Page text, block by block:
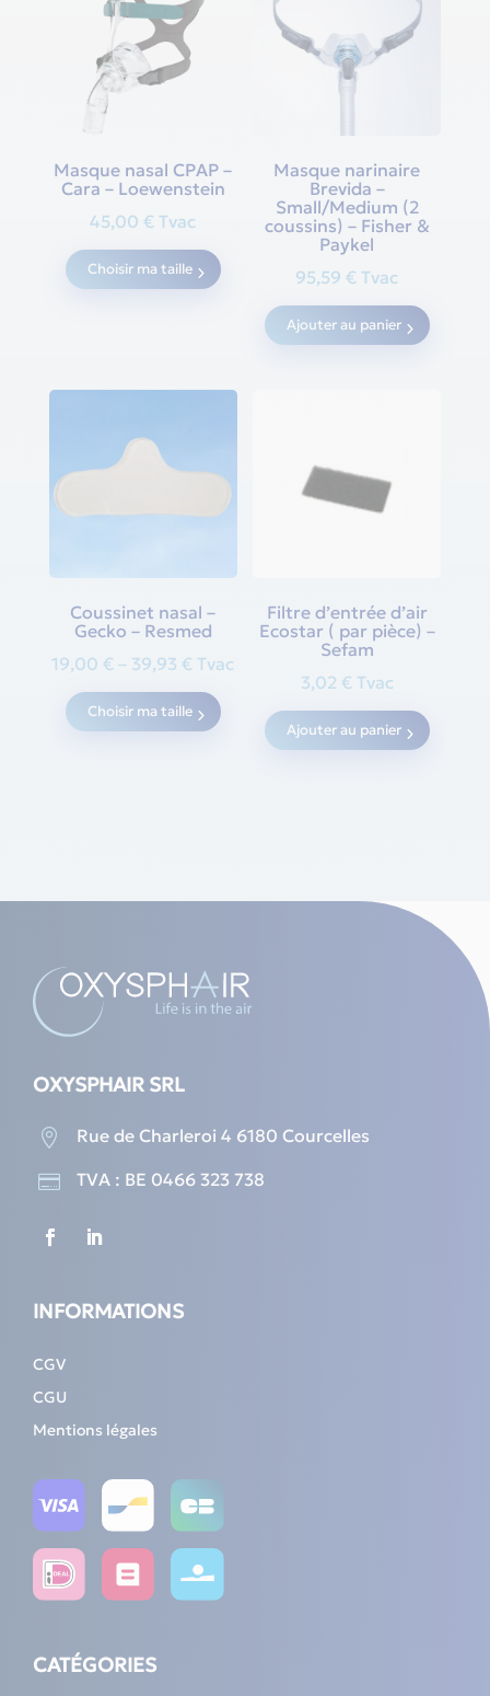
Masque nasal CPAP –
Cara – Loewenstein
45,00€ Tvac
Choisir ma taille
product
multiple
The
be
chosen
Masque narinaire
Brevida –
Small/Medium (2
coussins) – Fisher &
Paykel
95,59€ Tvac
Ajouter au panier
Coussinet nasal –
Gecko – Resmed
19,00€ – 39,93€Price
range:
19,00 €
Tvac
Choisir ma taille
product
on
the
Filtre d’entrée d’air
Ecostar ( par pièce) –
Sefam
3,02 € Tvac
Ajouter au panier
OXYSPHAIR SRL
 Rue de Charleroi 4 6180 Courcelles
 TVA : BE 0466 323 738
INFORMATIONS
CGV
CGU
Mentions légales
CATÉGORIES